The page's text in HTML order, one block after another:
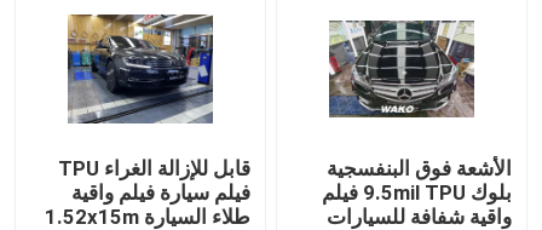
الأشعة فوق البنفسجية
بلوك 9.5mil TPU فيلم
واقية شفافة للسيارات
قابل للإزالة الغراء TPU
فيلم سيارة فيلم واقية
طلاء السيارة 1.52x15m